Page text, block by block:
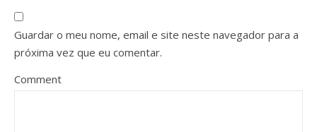
Guardar o meu nome, email e site neste navegador para a
próxima vez que eu comentar.
Comment